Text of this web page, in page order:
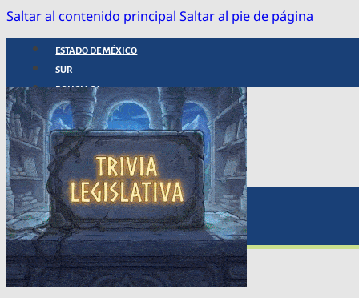
Saltar al contenido principal Saltar al pie de página
ESTADO DE MÉXICO
SUR
POLICIACA
NACIONAL
INTERNACIONAL
ARTE, CIENCIA Y TECNOLOGÍA
COLUMNAS
BAJO LA LUPA
RASTROS Y ROSTROS
VÍNCULOS ANIMALES